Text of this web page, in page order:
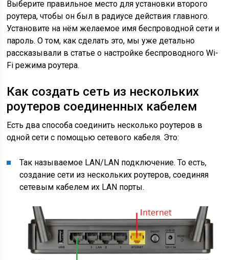
Выберите правильное место для установки второго
роутера, чтобы он был в радиусе действия главного.
Установите на нём желаемое имя беспроводной сети и
пароль. О том, как сделать это, мы уже детально
рассказывали в статье о настройке беспроводного Wi-
Fi режима роутера.
Как создать сеть из нескольких
роутеров соединенных кабелем
Есть два способа соединить несколько роутеров в
одной сети с помощью сетевого кабеля. Это:
Так называемое LAN/LAN подключение. То есть,
создание сети из нескольких роутеров, соединяя
сетевым кабелем их LAN порты.